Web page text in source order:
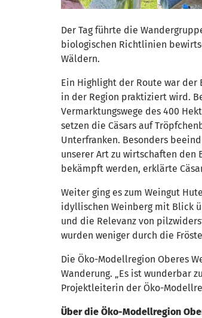
Der Tag führte die
biologischen Richtlinien
Wäldern.
Ein Highlight der Route war
in der Region praktiziert wird.
Vermarktungswege des 400
setzen die Cäsars auf
Unterfranken. Besonders
unserer Art zu wirtschaften den
bekämpft werden, erklärte
Weiter ging es zum Weingut
idyllischen Weinberg mit Blick
und die Relevanz von
wurden weniger durch die
Die Öko-Modellregion Oberes
Wanderung. „Es ist wunderbar
Projektleiterin der Öko-
Über die Öko-Modellregion